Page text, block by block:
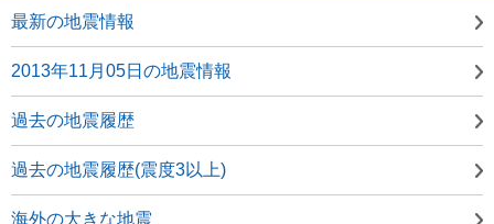
最新の地震情報
2013年11月05日の地震情報
過去の地震履歴
過去の地震履歴(震度3以上)
海外の大きな地震